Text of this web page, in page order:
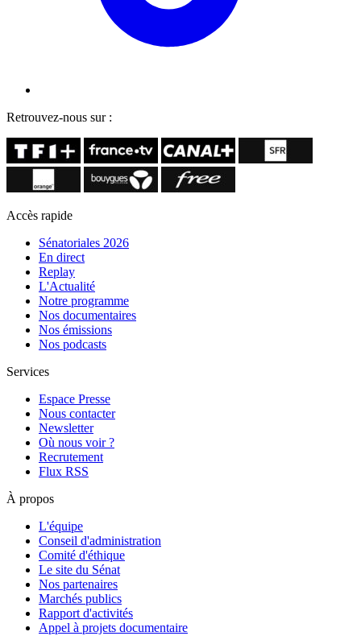
Retrouvez-nous sur :
Accès rapide
Sénatoriales 2026
En direct
Replay
L'Actualité
Notre programme
Nos documentaires
Nos émissions
Nos podcasts
Services
Espace Presse
Nous contacter
Newsletter
Où nous voir ?
Recrutement
Flux RSS
À propos
L'équipe
Conseil d'administration
Comité d'éthique
Le site du Sénat
Nos partenaires
Marchés publics
Rapport d'activités
Appel à projets documentaire